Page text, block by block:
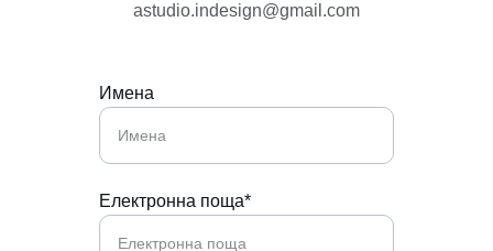
astudio.indesign@gmail.com
Имена
Електронна поща*